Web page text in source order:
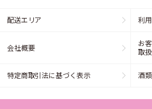
配送エリア 利
会社概要
お
取
特定商取引法に基づく表示 酒